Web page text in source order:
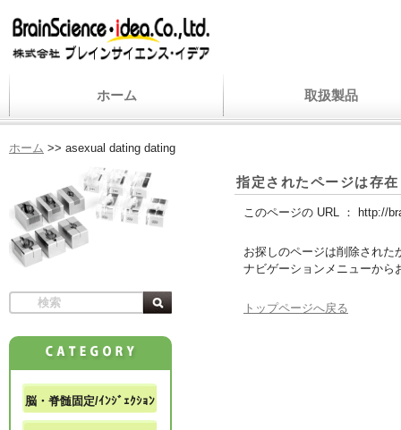
ホーム 取扱製品
ホーム >> asexual dating dating
指定されたページは存
このページの URL ： http://
お探しのページは削除された
ナビゲーションメニューから
トップページへ戻る
脳・脊髄固定/ｲﾝｼﾞｪｸｼｮﾝ